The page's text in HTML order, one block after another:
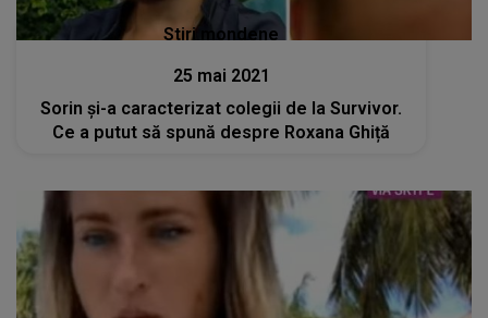
Stiri mondene
25 mai 2021
Sorin și-a caracterizat colegii de la Survivor.
Ce a putut să spună despre Roxana Ghiță